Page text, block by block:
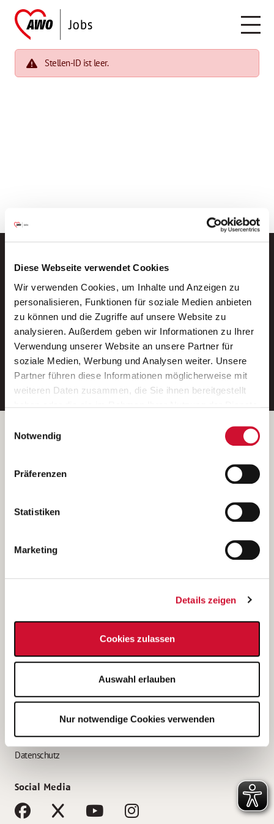
Diese Webseite verwendet Cookies
Wir verwenden Cookies, um Inhalte und Anzeigen zu
personalisieren, Funktionen für soziale Medien anbieten
zu können und die Zugriffe auf unsere Website zu
analysieren. Außerdem geben wir Informationen zu Ihrer
Verwendung unserer Website an unsere Partner für
soziale Medien, Werbung und Analysen weiter. Unsere
Partner führen diese Informationen möglicherweise mit
weiteren Daten zusammen, die Sie ihnen bereitgestellt
Wenn Sie auf „Cookies zulassen“ klicken, so stimmen
Sie der Speicherung sämtlicher Cookies zu. Sie können
Ihre Einwilligung selbstverständlich jederzeit widerrufen,
indem Sie die Cookie-Einstellungen aufrufen und diese
unsererDatenschutzerklärung
Notwendig
Präferenzen
Statistiken
Marketing
Details zeigen
Cookies zulassen
Auswahl erlauben
Nur notwendige Cookies verwenden
Stellen-ID ist leer.
Neue Stellen per E-Mail.
Ein kostenloser Service von AWO
Jobs.
E-Mail-Adresse eintragen
Betreiber der Webseite
Kantstraße 45a
(Ein Tochterunternehmen des AWO Bezirksverbandes Unterfranken
e.V.)
Bewerbung als Altenpflegehelfer*in
Bewerbung als Erzieher*in
AWO Gliederungen nach Bundesland
Impressum
Datenschutz
Social Media